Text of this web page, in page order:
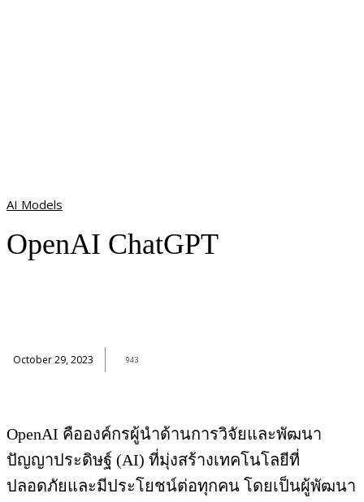
AI Models
OpenAI ChatGPT
October 29, 2023 943
OpenAI คือองค์กรผู้นำด้านการวิจัยและพัฒนา
ปัญญาประดิษฐ์ (AI) ที่มุ่งสร้างเทคโนโลยีที่
ปลอดภัยและมีประโยชน์ต่อทุกคน โดยเป็นผู้พัฒนา